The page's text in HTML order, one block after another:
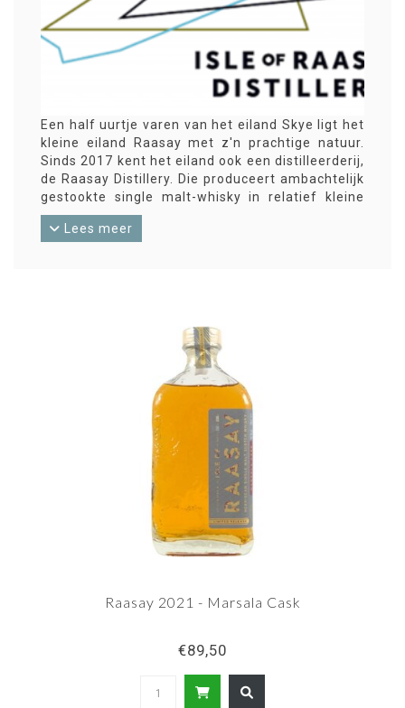
Een half uurtje varen van het eiland Skye ligt het
kleine eiland Raasay met z'n prachtige natuur.
Sinds 2017 kent het eiland ook een distilleerderij,
de Raasay Distillery. Die produceert ambachtelijk
gestookte single malt-whisky in relatief kleine
oplagen. Ze maken ook gin, en er is een
distilleerderijhotel!
Lees meer
Raasay 2021 - Marsala Cask
€89,50